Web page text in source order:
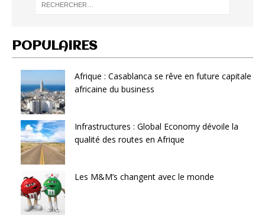
POPULAIRES
Afrique : Casablanca se rêve en future capitale
africaine du business
Infrastructures : Global Economy dévoile la
qualité des routes en Afrique
Les M&M’s changent avec le monde